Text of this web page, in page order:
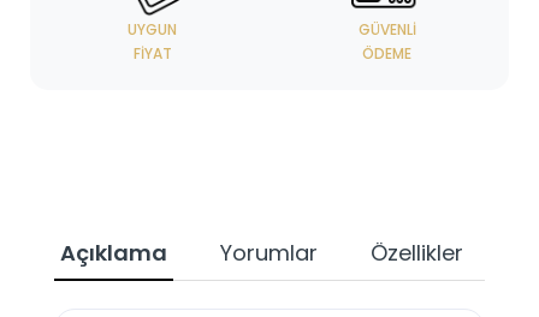
UYGUN
FIYAT
GÜVENLI
ÖDEME
Açıklama Yorumlar Özellikler